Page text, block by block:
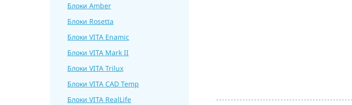
Блоки Amber
Блоки Rosetta
Блоки VITA Enamic
Блоки VITA Mark II
Блоки VITA Trilux
Блоки VITA CAD Temp
Блоки VITA RealLife